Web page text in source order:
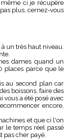
ci je récupère
plus, cernez-vous
un très haut niveau.
dames quand un
places parce que le
au second plan car
boissons, faire des
a été posé avec
encore,
et que ci l'on
le temps réel passé
pas cher payé.